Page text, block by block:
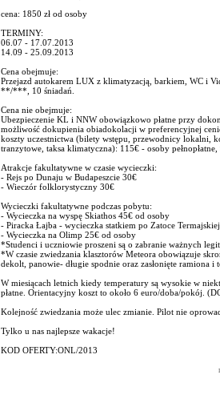
cena: 1850 zł od osoby
TERMINY:
06.07 - 17.07.2013
14.09 - 25.09.2013
Cena obejmuje:
Przejazd autokarem LUX z klimatyzacją, barkiem, WC i
**/***, 10 śniadań.
Cena nie obejmuje:
Ubezpieczenie KL i NNW obowiązkowo płatne przy
możliwość dokupienia obiadokolacji w preferencyjnej
koszty uczestnictwa (bilety wstępu, przewodnicy lokalni,
tranzytowe, taksa klimatyczna): 115€ - osoby
Atrakcje fakultatywne w czasie wycieczki:
- Rejs po Dunaju w Budapeszcie 30€
- Wieczór folklorystyczny 30€
Wycieczki fakultatywne podczas pobytu:
- Wycieczka na wyspę Skiathos 45€ od osoby
- Piracka Łajba - wycieczka statkiem po Zatoce
- Wycieczka na Olimp 25€ od osoby
*Studenci i uczniowie proszeni są o zabranie ważnych
*W czasie zwiedzania klasztorów Meteora obowiązuje
dekolt, panowie- długie spodnie oraz zasłonięte ramiona i
W miesiącach letnich kiedy temperatury są wysokie w
płatne. Orientacyjny koszt to około 6 euro/doba/pokój.
Kolejność zwiedzania może ulec zmianie. Pilot nie
Tylko u nas najlepsze wakacje!
KOD OFERTY:ONL/2013